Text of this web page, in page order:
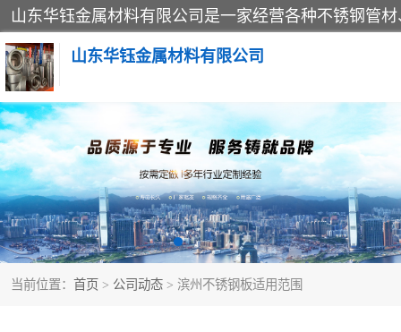
山东华钰金属材料有限公司
当前位置： 首页 > 公司动态 > 滨州不锈钢板适用范围
不锈钢管
管件标准件
不锈钢人孔
不锈钢角钢